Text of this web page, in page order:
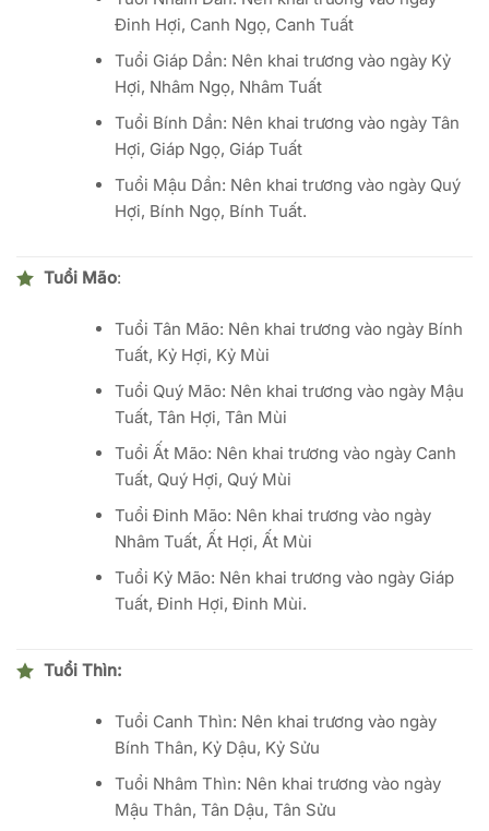
Đinh Hợi, Canh Ngọ, Canh Tuất
Tuổi Giáp Dần: Nên khai trương vào ngày Kỷ
Hợi, Nhâm Ngọ, Nhâm Tuất
Tuổi Bính Dần: Nên khai trương vào ngày Tân
Hợi, Giáp Ngọ, Giáp Tuất
Tuổi Mậu Dần: Nên khai trương vào ngày Quý
Hợi, Bính Ngọ, Bính Tuất.
Tuổi Mão:
Tuổi Tân Mão: Nên khai trương vào ngày Bính
Tuất, Kỷ Hợi, Kỷ Mùi
Tuổi Quý Mão: Nên khai trương vào ngày Mậu
Tuất, Tân Hợi, Tân Mùi
Tuổi Ất Mão: Nên khai trương vào ngày Canh
Tuất, Quý Hợi, Quý Mùi
Tuổi Đinh Mão: Nên khai trương vào ngày
Nhâm Tuất, Ất Hợi, Ất Mùi
Tuổi Kỷ Mão: Nên khai trương vào ngày Giáp
Tuất, Đinh Hợi, Đinh Mùi.
Tuổi Thìn:
Tuổi Canh Thìn: Nên khai trương vào ngày
Bính Thân, Kỷ Dậu, Kỷ Sửu
Tuổi Nhâm Thìn: Nên khai trương vào ngày
Mậu Thân, Tân Dậu, Tân Sửu